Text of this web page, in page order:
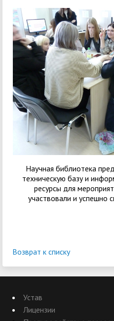
Научная библиотека
техническую базу и
ресурсы для
участвовали и успешно
Возврат к списку
Устав
Лицензии